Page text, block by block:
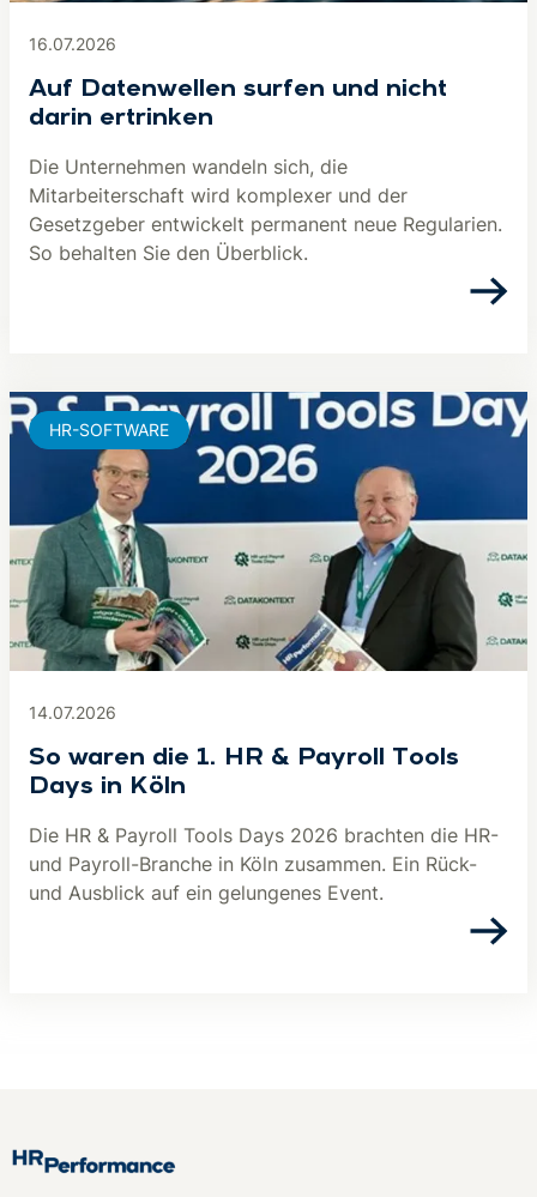
16.07.2026
Auf Datenwellen surfen und nicht
darin ertrinken
Die Unternehmen wandeln sich, die
Mitarbeiterschaft wird komplexer und der
Gesetzgeber entwickelt permanent neue Regularien.
So behalten Sie den Überblick.
14.07.2026
So waren die 1. HR & Payroll Tools
Days in Köln
Die HR & Payroll Tools Days 2026 brachten die HR-
und Payroll-Branche in Köln zusammen. Ein Rück-
und Ausblick auf ein gelungenes Event.
HR-SOFTWARE